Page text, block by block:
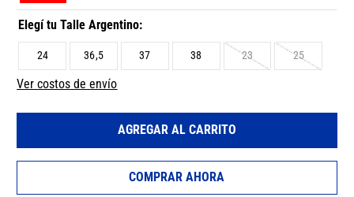
24 36,5 37 38 23 25
Ver costos de envío
AGREGAR AL CARRITO
COMPRAR AHORA